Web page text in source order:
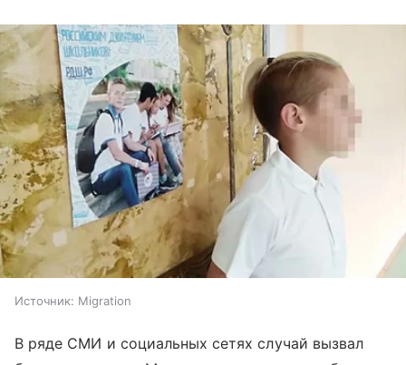
Источник: Migration
В ряде СМИ и социальных сетях случай вызвал